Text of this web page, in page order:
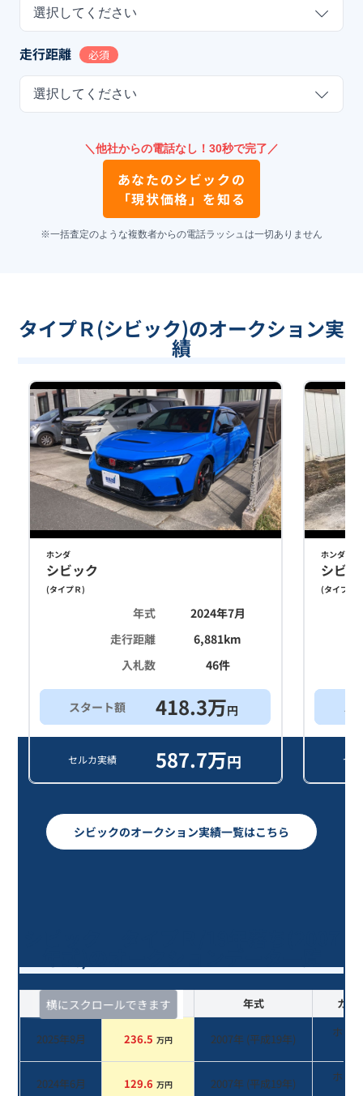
選択してください
走行距離 必須
選択してください
＼他社からの電話なし！30秒で完了／
あなたのシビックの
「現状価格」を知る
※一括査定のような複数者からの電話ラッシュは一切ありません
タイプＲ(シビック)のオークション実
績
ホンダ
シビック
(タイプＲ)
年式
2024年7月
走行距離
6,881km
入札数
46件
スタート額 418.3万円
セルカ実績 587.7万円
ホンダ
シビ
(タイプＲ
セ
シビックのオークション実績一覧はこちら
横にスクロールできます
査定時期 セルカ実績 年式 カラ
2025年8月 236.5 万円 2007年 (平成19年)
ホワ
2024年6月 129.6 万円 2007年 (平成19年)
ホワ